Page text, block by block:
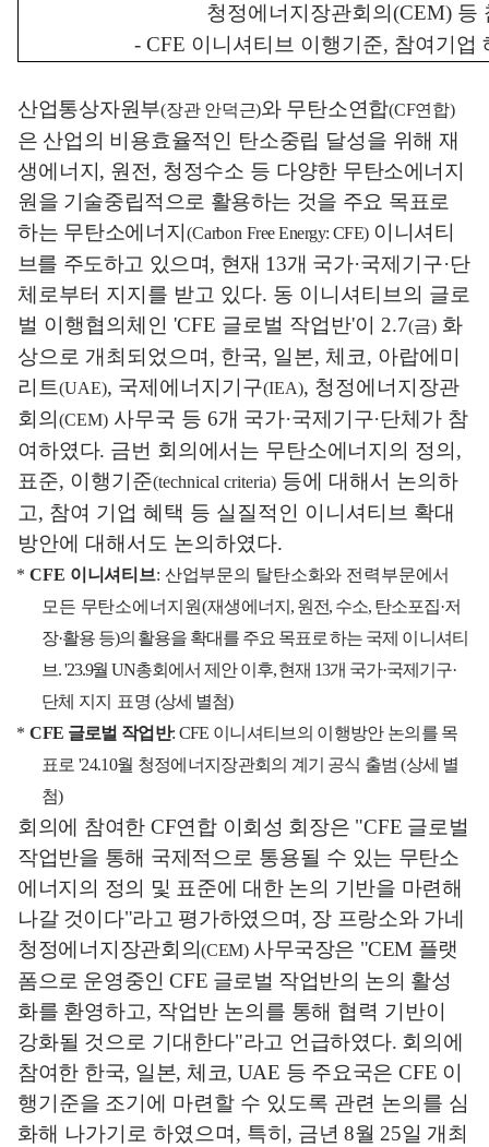
청정에너지장관회의 (CEM) 등
- CFE 이니셔티브 이행기준, 참여기업
산업통상자원부(장관 안덕근)와 무탄소연합(CF연합)
은 산업의 비용효율적인 탄소중립 달성을 위해 재
생에너지 , 원전, 청정수소 등 다양한 무탄소에너지
원을 기술중립적으로 활용하는 것을 주요 목표로
하는 무탄소에너지(Carbon Free Energy: CFE) 이니셔티
브를 주도하고 있으며, 현재 13개 국가·국제기구·단
체로부터 지지를 받고 있다. 동 이니셔티브의 글로
벌 이행협의체인 'CFE 글로벌 작업반'이 2.7(금) 화
상으로 개최되었으며 , 한국, 일본, 체코, 아랍에미
리트(UAE), 국제에너지기구(IEA), 청정에너지장관
회의 (CEM) 사무국 등 6개 국가·국제기구·단체가 참
여하였다. 금번 회의에서는 무탄소에너지의 정의 ,
표준, 이행기준(technical criteria) 등에 대해서 논의하
고, 참여 기업 혜택 등 실질적인 이니셔티브 확대
방안에 대해서도 논의하였다.
*CFE 이니셔티브: 산업부문의 탈탄소화와 전력부문에서
모든 무탄소에너지원(재생에너지 , 원전, 수소, 탄소포집·저
장·활용 등)의 활용을 확대를 주요 목표로 하는 국제 이니셔티
브. '23.9월UN총회에서 제안 이후,현재 13개 국가·국제기구·
단체 지지 표명(상세 별첨)
*CFE 글로벌 작업반: CFE 이니셔티브의 이행방안 논의를 목
표로 '24.10월 청정에너지장관회의 계기 공식 출범(상세 별
첨)
회의에 참여한 CF연합 이회성 회장은 "CFE 글로벌
작업반을 통해 국제적으로 통용될 수 있는 무탄소
에너지의 정의 및 표준에 대한 논의 기반을 마련해
나갈 것이다"라고 평가하였으며 , 장 프랑소와 가네
청정에너지장관회의(CEM) 사무국장은 "CEM 플랫
폼으로 운영중인CFE 글로벌 작업반의 논의 활성
화를 환영하고, 작업반 논의를 통해 협력 기반이
강화될 것으로 기대 한다"라고 언급하였다. 회의에
참여한 한국, 일본, 체코, UAE 등 주요국은 CFE 이
행기준을 조기에 마련할 수 있도록 관련 논의를 심
화해 나가기로 하였으며 , 특히 , 금년8월25일 개최